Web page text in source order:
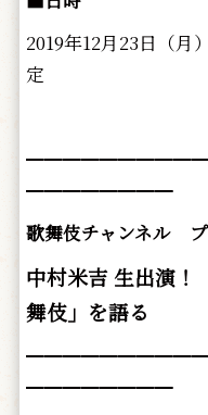
2019年12月23日（
定
━━━━━━━━
歌舞伎チャンネル
中村米吉 生出演
舞伎」を語る
━━━━━━━━